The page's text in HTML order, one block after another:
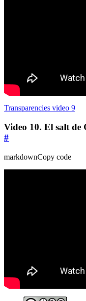
Transparencies video 9
Video 10. El salt de
#
markdownCopy code